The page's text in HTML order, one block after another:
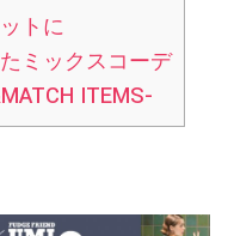
トに
ミックスコーデ
ITEMS-